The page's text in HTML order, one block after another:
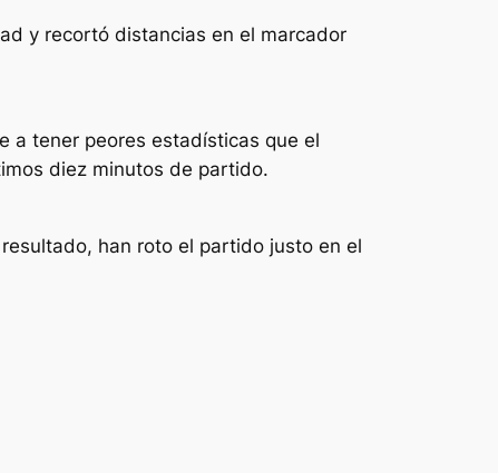
y recortó distancias en el marcador
a tener peores estadísticas que el
diez minutos de partido.
han roto el partido justo en el